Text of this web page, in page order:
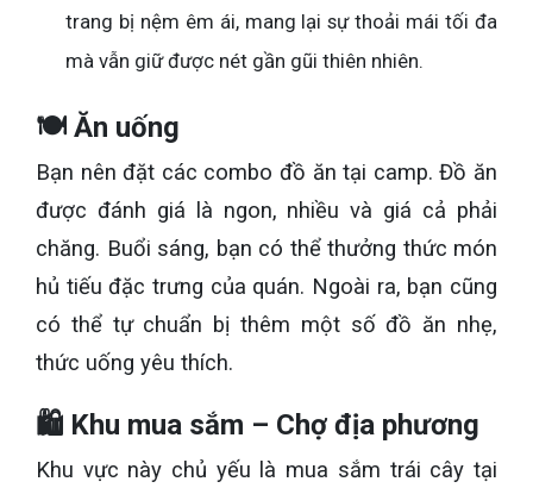
trang bị nệm êm ái, mang lại sự thoải mái tối đa
mà vẫn giữ được nét gần gũi thiên nhiên.
🍽️ Ăn uống
Bạn nên đặt các combo đồ ăn tại camp. Đồ ăn
được đánh giá là ngon, nhiều và giá cả phải
chăng. Buổi sáng, bạn có thể thưởng thức món
hủ tiếu đặc trưng của quán. Ngoài ra, bạn cũng
có thể tự chuẩn bị thêm một số đồ ăn nhẹ,
thức uống yêu thích.
🛍️ Khu mua sắm – Chợ địa phương
Khu vực này chủ yếu là mua sắm trái cây tại